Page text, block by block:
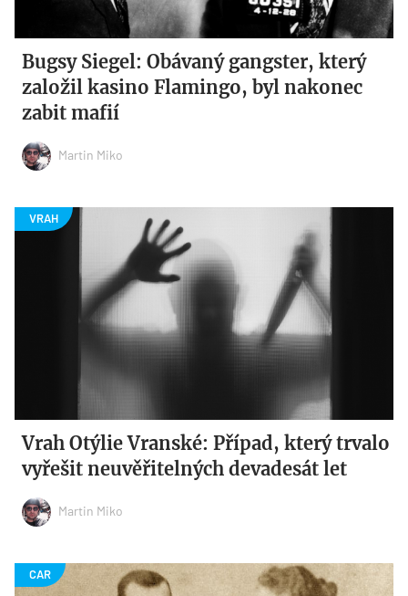
Bugsy Siegel: Obávaný gangster, který
založil kasino Flamingo, byl nakonec
zabit mafií
Martin Miko
Vrah Otýlie Vranské: Případ, který trvalo
vyřešit neuvěřitelných devadesát let
Martin Miko